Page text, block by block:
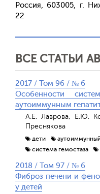
Россия, 603005, г.
22
ВСЕ СТАТЬИ
2017 / Том 96 / № 6
Особенности
аутоиммунным
А.Е. Лаврова, Е.Ю.
Преснякова
дети
система гемостаза
2018 / Том 97 / № 6
Фиброз печени и
у детей